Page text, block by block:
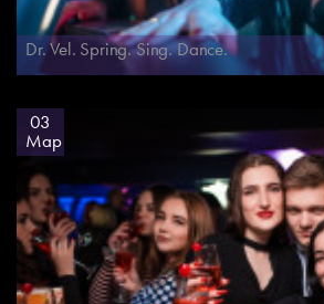
Dr. Vel. Spring. Sing. Dance.
03
Мар